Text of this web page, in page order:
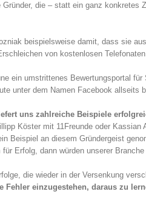
die – statt ein ganz
beispielsweise damit, dass sie
von kostenlosen
ein umstrittenes Bewertungsportal
unter dem Namen Facebook allseits
uns zahlreiche Beispiele
Köster mit 11Freunde oder
Beispiel an diesem Gründergeist
Erfolg, dann würden unserer
die wieder in der Versenkung
einzugestehen, daraus zu